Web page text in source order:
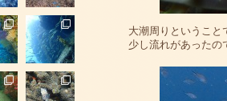
大潮周りということ
少し流れがあったの